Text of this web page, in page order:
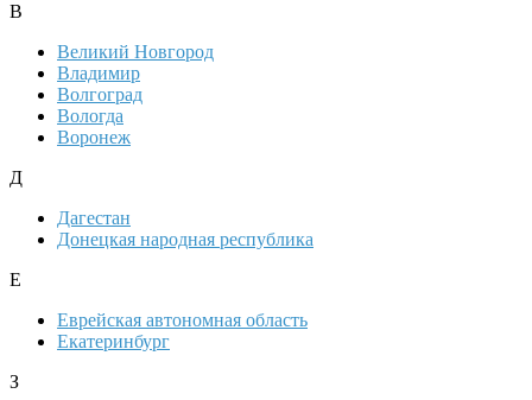
В
Великий Новгород
Владимир
Волгоград
Вологда
Воронеж
Д
Дагестан
Донецкая народная республика
Е
Еврейская автономная область
Екатеринбург
З